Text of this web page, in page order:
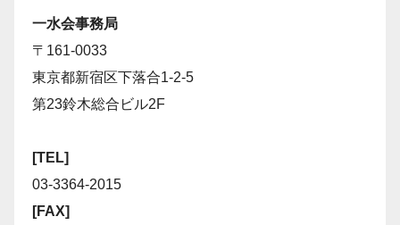
一水会事務局
〒161-0033
東京都新宿区下落合1-2-5
第23鈴木総合ビル2F
[TEL]
03-3364-2015
[FAX]